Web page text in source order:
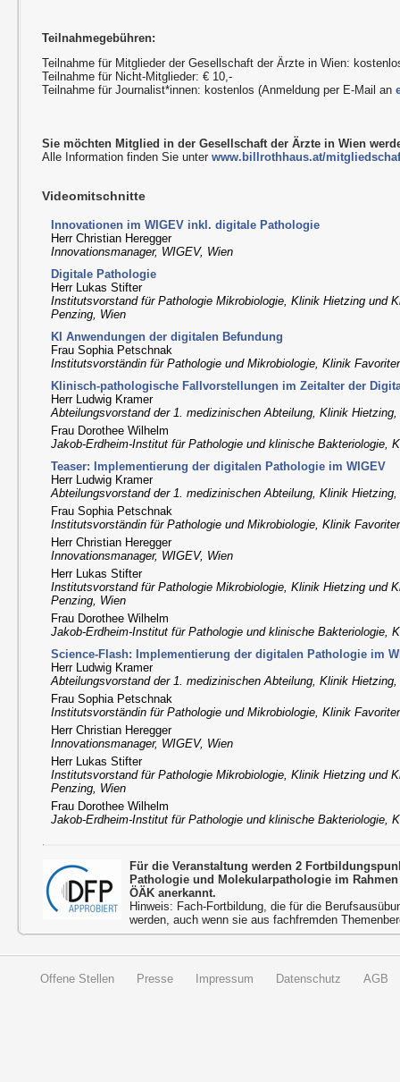
Teilnahmegebühren:
Teilnahme für Mitglieder der Gesellschaft der Ärzte in Wien:
Teilnahme für Nicht-Mitglieder: € 10,-
Teilnahme für Journalist*innen: kostenlos (Anmeldung per E-Mail an
Sie möchten Mitglied in der Gesellschaft der Ärzte in Wien
Alle Information finden Sie unterwww.billrothhaus.at/
Videomitschnitte
Innovationen im WIGEV inkl. digitale Pathologie
Herr Christian Heregger
Innovationsmanager, WIGEV, Wien
Digitale Pathologie
Herr Lukas Stifter
Institutsvorstand für Pathologie Mikrobiologie, Klinik Hietzing und
Penzing, Wien
KI Anwendungen der digitalen Befundung
Frau Sophia Petschnak
Institutsvorständin für Pathologie und Mikrobiologie, Klinik
Klinisch-pathologische Fallvorstellungen im Zeitalter der
Herr Ludwig Kramer
Abteilungsvorstand der 1. medizinischen Abteilung, Klinik Hietzing,
Frau Dorothee Wilhelm
Jakob-Erdheim-Institut für Pathologie und klinische Bakteriologie,
Teaser: Implementierung der digitalen Pathologie im WIGEV
Herr Ludwig Kramer
Abteilungsvorstand der 1. medizinischen Abteilung, Klinik Hietzing,
Frau Sophia Petschnak
Institutsvorständin für Pathologie und Mikrobiologie, Klinik
Herr Christian Heregger
Innovationsmanager, WIGEV, Wien
Herr Lukas Stifter
Institutsvorstand für Pathologie Mikrobiologie, Klinik Hietzing und
Penzing, Wien
Frau Dorothee Wilhelm
Jakob-Erdheim-Institut für Pathologie und klinische Bakteriologie,
Science-Flash: Implementierung der digitalen Pathologie im
Herr Ludwig Kramer
Abteilungsvorstand der 1. medizinischen Abteilung, Klinik Hietzing,
Frau Sophia Petschnak
Institutsvorständin für Pathologie und Mikrobiologie, Klinik
Herr Christian Heregger
Innovationsmanager, WIGEV, Wien
Herr Lukas Stifter
Institutsvorstand für Pathologie Mikrobiologie, Klinik Hietzing und
Penzing, Wien
Frau Dorothee Wilhelm
Jakob-Erdheim-Institut für Pathologie und klinische Bakteriologie,
Für die Veranstaltung werden 2
Pathologie und Molekularpathologie im
ÖÄK anerkannt.
Hinweis: Fach-Fortbildung, die für die
werden, auch wenn sie aus fachfremden
Offene Stellen Presse Impressum Datenschutz AGB